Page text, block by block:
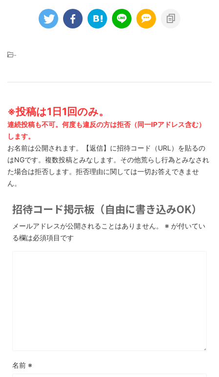
-
※投稿は1日1回のみ。
連続投稿も不可。何度も違反の方は拒否（同一IPアドレス含む）
します。
お名前は公開されます。【返信】に招待コード（URL）を貼るの
はNGです。複数投稿とみなします。その他荒らし行為とみなされ
た場合は拒否します。拒否理由に関しては一切お答えできませ
ん。
招待コード掲示板（自由に書き込みOK）
メールアドレスが公開されることはありません。 ※ が付いてい
る欄は必須項目です
名前 ※